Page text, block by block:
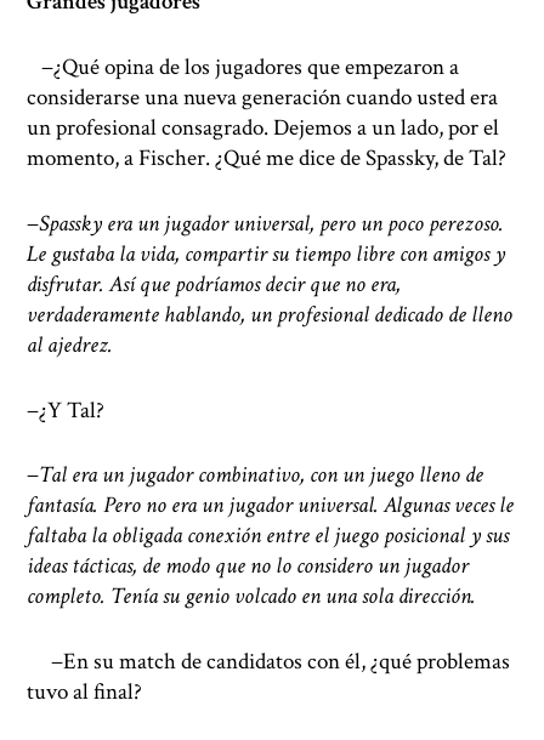
−¿Qué opina de los jugadores que empezaron a
considerarse una nueva generación cuando usted era
un profesional consagrado. Dejemos a un lado, por el
momento, a Fischer. ¿Qué me dice de Spassky, de Tal?
−Spassky era un jugador universal, pero un poco perezoso.
Le gustaba la vida, compartir su tiempo libre con amigos y
disfrutar. Así que podríamos decir que no era,
verdaderamente hablando, un profesional dedicado de lleno
al ajedrez.
−¿Y Tal?
−Tal era un jugador combinativo, con un juego lleno de
fantasía. Pero no era un jugador universal. Algunas veces le
faltaba la obligada conexión entre el juego posicional y sus
ideas tácticas, de modo que no lo considero un jugador
completo. Tenía su genio volcado en una sola dirección.
−En su match de candidatos con él, ¿qué problemas
tuvo al final?